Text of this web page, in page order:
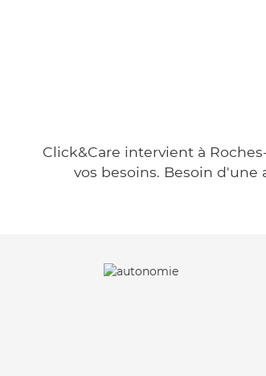
Click&Care intervient à
vos besoins. Besoin